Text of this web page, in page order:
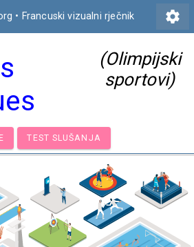
• Francuski vizualni rječnik settings
(Olimpijski
sportovi)
TEST SLUŠANJA